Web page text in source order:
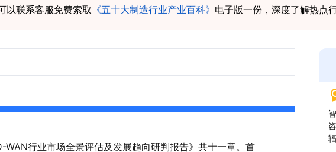
以联系客服免费索取 《五十大制造行业产业百科》 电子版一份，深度了解热点
行业市场全景评估及发展趋向研判报告》共十一章。首